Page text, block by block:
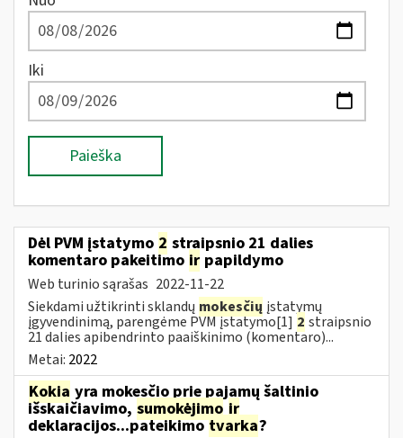
Iki
Paieška
Dėl PVM įstatymo 2 straipsnio 21 dalies
komentaro pakeitimo ir papildymo
Web turinio sąrašas 2022-11-22
Siekdami užtikrinti sklandų mokesčių įstatymų
įgyvendinimą, parengėme PVM įstatymo[1] 2 straipsnio
21 dalies apibendrinto paaiškinimo (komentaro)...
Metai: 2022
Kokia yra mokesčio prie pajamų šaltinio
išskaičiavimo, sumokėjimo ir
deklaracijos...pateikimotvarka?